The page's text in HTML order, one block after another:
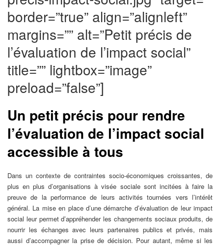
border=”true” align=”alignleft”
margins=”” alt=”Petit précis de
l’évaluation de l’impact social”
title=”” lightbox=”image”
preload=”false”]
Un petit précis pour rendre
l’évaluation de l’impact social
accessible à tous
Dans un contexte de contraintes socio-économiques croissantes, de
plus en plus d’organisations à visée sociale sont incitées à faire la
preuve de la performance de leurs activités tournées vers l’intérêt
général. La mise en place d’une démarche d’évaluation de leur impact
social leur permet d’appréhender les changements sociaux produits, de
nourrir les échanges avec leurs partenaires publics et privés, mais
aussi d’accompagner la prise de décision. Pour autant, même si les